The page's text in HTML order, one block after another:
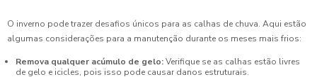
O inverno pode trazer desafios únicos para as calhas de chuva. Aqui estão
algumas considerações para a manutenção durante os meses mais frios:
Remova qualquer acúmulo de gelo:Verifique se as calhas estão livres
de gelo e icicles, pois isso pode causar danos estruturais.